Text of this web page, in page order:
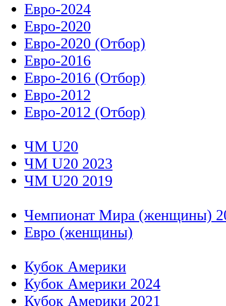
Евро-2024
Евро-2020
Евро-2020 (Отбор)
Евро-2016
Евро-2016 (Отбор)
Евро-2012
Евро-2012 (Отбор)
ЧМ U20
ЧМ U20 2023
ЧМ U20 2019
Чемпионат Мира (женщины)
Евро (женщины)
Кубок Америки
Кубок Америки 2024
Кубок Америки 2021